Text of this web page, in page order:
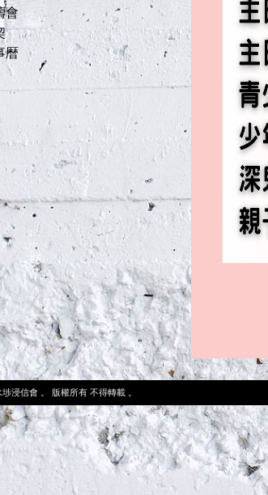
會
暦
浸信會 。 版權所有 不得轉載 。